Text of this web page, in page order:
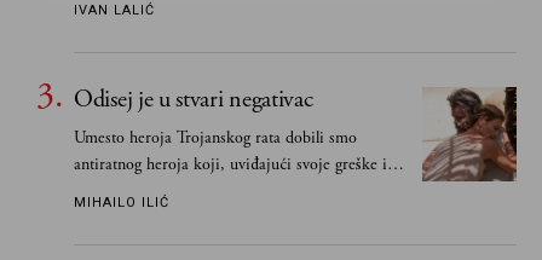
IVAN LALIĆ
Odisej je u stvari negativac
Umesto heroja Trojanskog rata dobili smo
antiratnog heroja koji, uviđajući svoje greške i
učeći na njima, shvata da postoje stvari koje su
MIHAILO ILIĆ